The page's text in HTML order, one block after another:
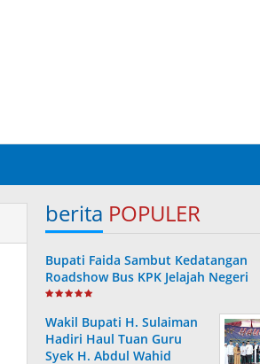
berita POPULER
Bupati Faida Sambut Kedatangan
Roadshow Bus KPK Jelajah Negeri
Wakil Bupati H. Sulaiman
Hadiri Haul Tuan Guru
Syek H. Abdul Wahid